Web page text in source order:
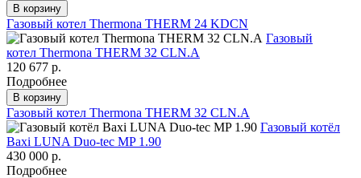
В корзину
Газовый котел Thermona THERM 24 KDCN
Газовый
котел Thermona THERM 32 CLN.A
120 677 р.
Подробнее
В корзину
Газовый котел Thermona THERM 32 CLN.A
Газовый котёл
Baxi LUNA Duo-tec MP 1.90
430 000 р.
Подробнее